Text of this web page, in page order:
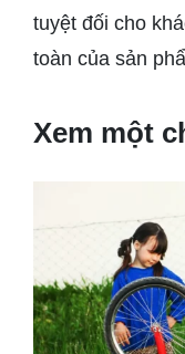
tuyệt đối cho
toàn của sản
Xem một